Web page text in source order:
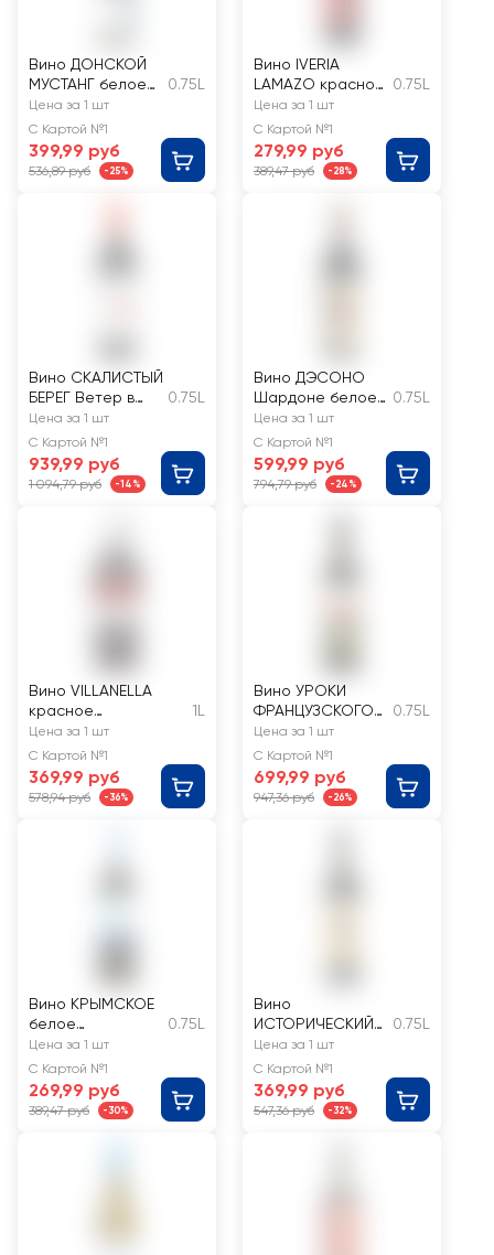
Вино ДОНСКОЙ
МУСТАНГ белое
полусладкое
0.75L
Цена за 1 шт
С Картой №1
399,99 руб
536,89 руб -25%
Вино IVERIA
LAMAZO красное
полусладкое
0.75L
Цена за 1 шт
С Картой №1
279,99 руб
389,47 руб -28%
Вино СКАЛИСТЫЙ
БЕРЕГ Ветер в
травах
Российское
красное сухое
0.75L
Цена за 1 шт
С Картой №1
939,99 руб
1 094,79 руб -14%
Вино ДЭСОНО
Шардоне белое
сухое
0.75L
Цена за 1 шт
С Картой №1
599,99 руб
794,79 руб -24%
Вино VILLANELLA
красное
полусладкое
1L
Цена за 1 шт
С Картой №1
369,99 руб
578,94 руб -36%
Вино УРОКИ
ФРАНЦУЗСКОГО
Российское
Кубань Каберне
Фран красное
сухое
0.75L
Цена за 1 шт
С Картой №1
699,99 руб
947,36 руб -26%
Вино КРЫМСКОЕ
белое
полусладкое
0.75L
Цена за 1 шт
С Картой №1
269,99 руб
389,47 руб -30%
Вино
ИСТОРИЧЕСКИЙ
КРЫМ Бианка-
Шардоне белое
сухое
0.75L
Цена за 1 шт
С Картой №1
369,99 руб
547,36 руб -32%